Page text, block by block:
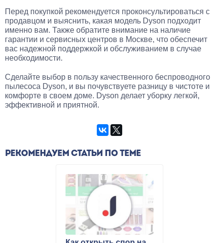
Перед покупкой рекомендуется проконсультироваться с
продавцом и выяснить, какая модель Dyson подходит
именно вам. Также обратите внимание на наличие
гарантии и сервисных центров в Москве, что обеспечит
вас надежной поддержкой и обслуживанием в случае
необходимости.
Сделайте выбор в пользу качественного беспроводного
пылесоса Dyson, и вы почувствуете разницу в чистоте и
комфорте в своем доме. Dyson делает уборку легкой,
эффективной и приятной.
РЕКОМЕНДУЕМ СТАТЬИ ПО ТЕМЕ